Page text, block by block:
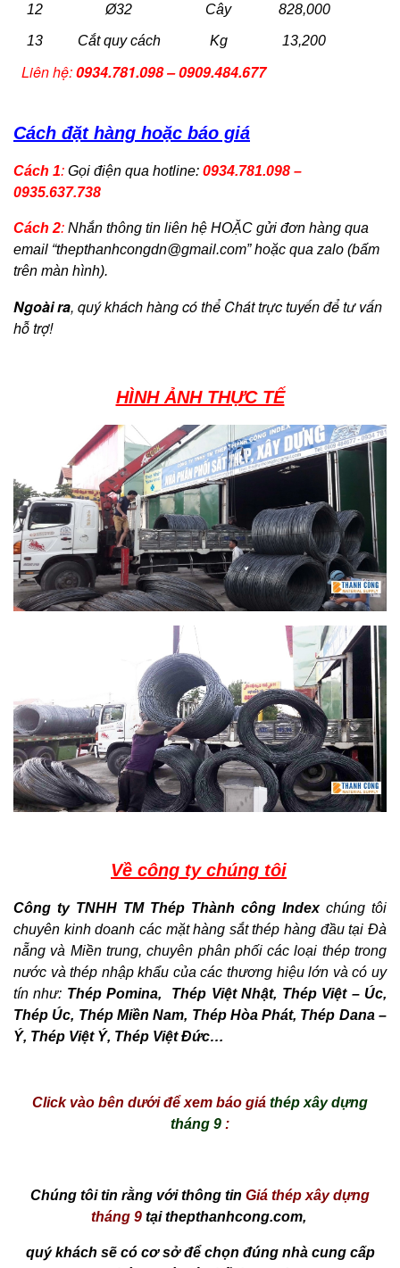
12 Ø32 Cây 828,000
13 Cắt quy cách Kg 13,200
Liên hệ:0934.781.098 – 0909.484.677
Cách đặt hàng hoặc báo giá
Cách 1: Gọi điện qua hotline: 0934.781.098 –
0935.637.738
Cách 2: Nhắn thông tin liên hệ HOẶC gửi đơn hàng qua
email “thepthanhcongdn@gmail.com” hoặc qua zalo (bấm
trên màn hình).
Ngoài ra, quý khách hàng có thể Chát trực tuyến để tư vấn
hỗ trợ!
HÌNH ẢNH THỰC TẾ
Về công ty chúng tôi
Công ty TNHH TM Thép Thành công Indexchúng tôi
chuyên kinh doanh các mặt hàng sắt thép hàng đầu tại Đà
nẵng và Miền trung, chuyên phân phối các loại thép trong
nước và thép nhập khẩu của các thương hiệu lớn và có uy
tín như: Thép Pomina, Thép Việt Nhật, Thép Việt – Úc,
Thép Úc, Thép Miền Nam, Thép Hòa Phát, Thép Dana –
Ý, Thép Việt Ý, Thép Việt Đức…
Click vào bên dưới để xem báo giá thép xây dựng
tháng 9 :
Chúng tôi tin rằng với thông tin Giá thép xây dựng
tháng 9 tại thepthanhcong.com,
quý khách sẽ có cơ sở để chọn đúng nhà cung cấp